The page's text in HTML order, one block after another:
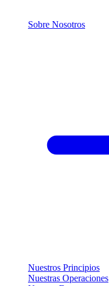
Sobre Nosotros
Nuestros Principios
Nuestras Operaciones